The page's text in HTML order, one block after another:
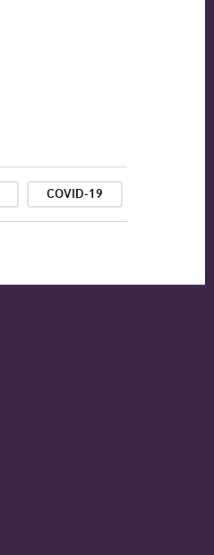
COVID-19